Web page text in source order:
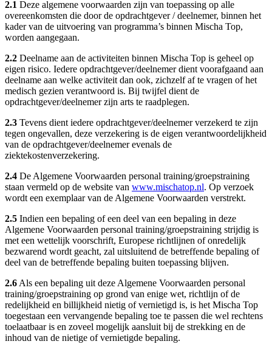
2.1 Deze algemene voorwaarden zijn van toepassing op alle
overeenkomsten die door de opdrachtgever / deelnemer, binnen het
kader van de uitvoering van programma’s binnen Mischa Top,
worden aangegaan.
2.2 Deelname aan de activiteiten binnen Mischa Top is geheel op
eigen risico. Iedere opdrachtgever/deelnemer dient voorafgaand aan
deelname aan welke activiteit dan ook, zichzelf af te vragen of het
medisch gezien verantwoord is. Bij twijfel dient de
opdrachtgever/deelnemer zijn arts te raadplegen.
2.3 Tevens dient iedere opdrachtgever/deelnemer verzekerd te zijn
tegen ongevallen, deze verzekering is de eigen verantwoordelijkheid
van de opdrachtgever/deelnemer evenals de
ziektekostenverzekering.
2.4 De Algemene Voorwaarden personal training/groepstraining
staan vermeld op de website van www.mischatop.nl. Op verzoek
wordt een exemplaar van de Algemene Voorwaarden verstrekt.
2.5 Indien een bepaling of een deel van een bepaling in deze
Algemene Voorwaarden personal training/groepstraining strijdig is
met een wettelijk voorschrift, Europese richtlijnen of onredelijk
bezwarend wordt geacht, zal uitsluitend de betreffende bepaling of
deel van de betreffende bepaling buiten toepassing blijven.
2.6 Als een bepaling uit deze Algemene Voorwaarden personal
training/groepstraining op grond van enige wet, richtlijn of de
redelijkheid en billijkheid nietig of vernietigd is, is het Mischa Top
toegestaan een vervangende bepaling toe te passen die wel rechtens
toelaatbaar is en zoveel mogelijk aansluit bij de strekking en de
inhoud van de nietige of vernietigde bepaling.